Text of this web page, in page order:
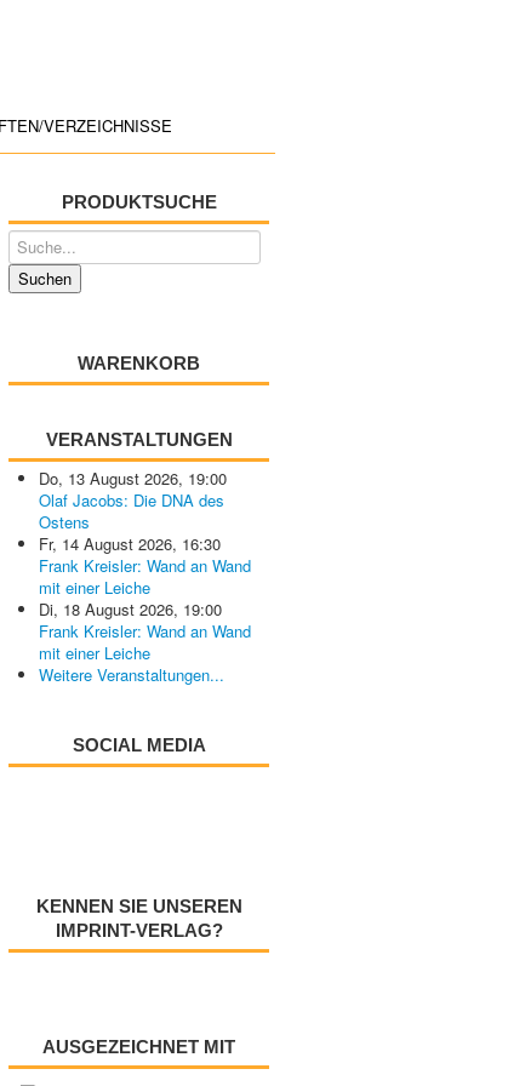
VERZEICHNISSE
PRODUKTSUCHE
WARENKORB
VERANSTALTUNGEN
Do, 13 August 2026, 19:00
Olaf Jacobs: Die DNA des
Ostens
Fr, 14 August 2026, 16:30
Frank Kreisler: Wand an Wand
mit einer Leiche
Di, 18 August 2026, 19:00
Frank Kreisler: Wand an Wand
mit einer Leiche
Weitere Veranstaltungen...
SOCIAL MEDIA
KENNEN SIE UNSEREN
IMPRINT-VERLAG?
AUSGEZEICHNET MIT